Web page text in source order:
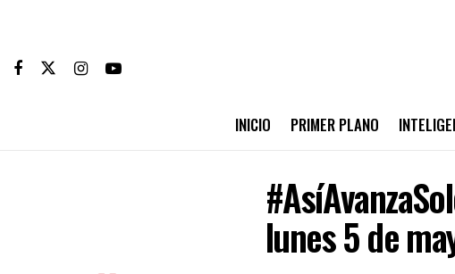
INICIO PRIMER PLANO
lunes 5 de